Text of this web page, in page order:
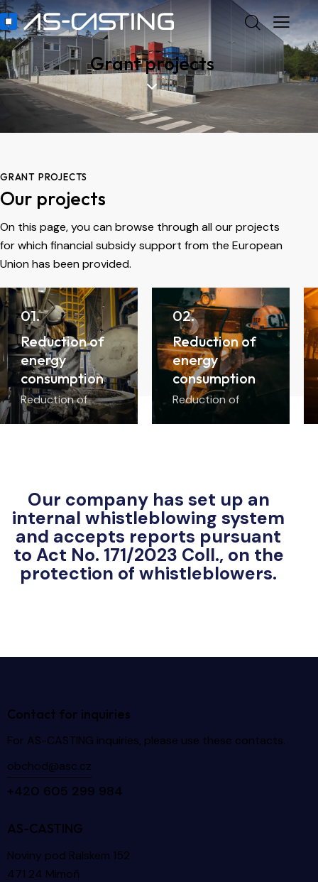
Grant projects
GRANT PROJECTS
Our projects
On this page, you can browse through all our projects
for which financial subsidy support from the European
Union has been provided.
01.
Reduction of
energy
consumption
Reduction of
energy
2022
02.
Reduction of
energy
consumption
Reduction of
2021
Our company has set up an
internal whistleblowing system
and accepts reports pursuant
to Act No. 171/2023 Coll., on the
protection of whistleblowers.
Contact for inquiries
For AS-CASTING inquiries, please use these contacts.
obchod@asc.cz
+420 605 299 984
AS-CASTING
Noviny pod Ralskem 152
471 24 Mimoň